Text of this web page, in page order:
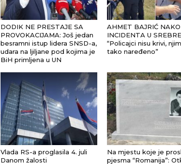
DODIK NE PRESTAJE SA
PROVOKACIJAMA: Još jedan
besramni istup lidera SNSD-a,
udara na ljiljane pod kojima je
BiH primljena u UN
AHMET BAJRIĆ
INCIDENTA U
“Policajci nisu krivi,
tako naređeno”
Vlada RS-a proglasila 4. juli
Danom žalosti
Na mjestu koje je
pjesma “Romanija”: